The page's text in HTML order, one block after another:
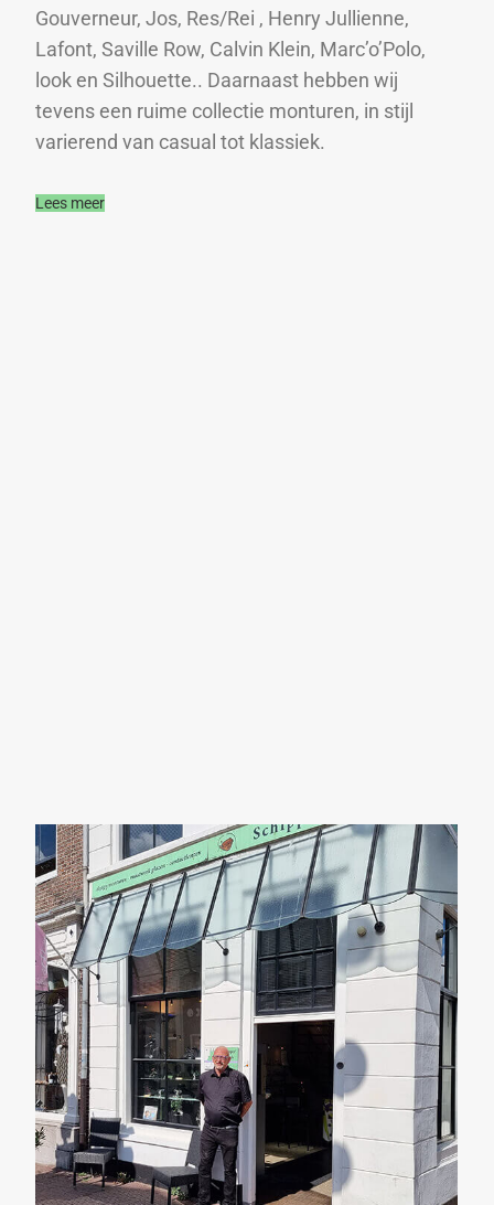
Gouverneur, Jos, Res/Rei , Henry Jullienne,
Lafont, Saville Row, Calvin Klein, Marc’o’Polo,
look en Silhouette.. Daarnaast hebben wij
tevens een ruime collectie monturen, in stijl
varierend van casual tot klassiek.
Lees meer